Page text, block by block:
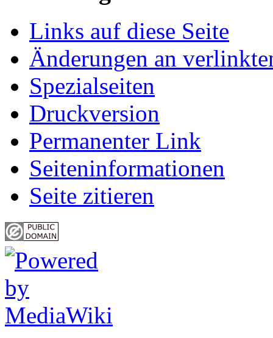
Links auf diese Seite
Änderungen an
Spezialseiten
Druckversion
Permanenter Link
Seiten­informationen
Seite zitieren